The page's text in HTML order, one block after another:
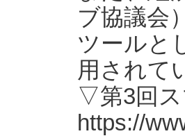
ブ協議会
ツールと
用されて
▽第3回ス
https://